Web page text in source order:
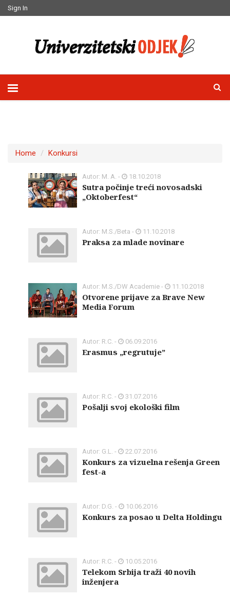
Sign In
Home Konkursi
Autor: M. A. - 18.10.2018
Sutra počinje treći novosadski
„Oktoberfest“
Autor: M.S./Beta - 11.10.2018
Praksa za mlade novinare
Autor: M.S./DW Academie - 11.10.2018
Otvorene prijave za Brave New
Media Forum
Autor: R.C. - 06.09.2016
Erasmus „regrutuje”
Autor: R.C. - 31.07.2016
Pošalji svoj ekološki film
Autor: G.L. - 22.07.2016
Konkurs za vizuelna rešenja Green
fest-a
Autor: D.G. - 10.06.2016
Konkurs za posao u Delta Holdingu
Autor: R.C. - 10.05.2016
Telekom Srbija traži 40 novih
inženjera